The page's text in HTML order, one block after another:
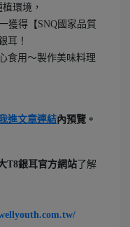
環境，
獲得【SNQ國家品質
耳！
食用～製作美味料理
進文章連結內預覽。
T8銀耳官方網站 了解